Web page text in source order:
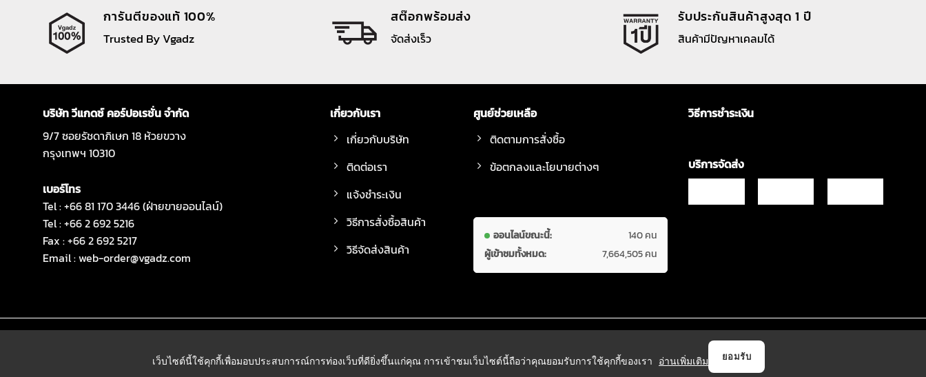
การันตีของแท้ 100%
Trusted By Vgadz
สต๊อกพร้อมส่ง
จัดส่งเร็ว
รับประกันสินค้าสูงสุด 1 ปี
สินค้ามีปัญหาเคลมได้
บริษัท วีแกดซ์ คอร์ปอเรชั่น จำกัด
9/7 ซอยรัชดาภิเษก 18 ห้วยขวาง
กรุงเทพฯ 10310
เบอร์โทร
Tel : +66 81 170 3446 (ฝ่ายขายออนไลน์)
Tel : +66 2 692 5216
Fax : +66 2 692 5217
Email :web-order@vgadz.com
เกี่ยวกับเรา
เกี่ยวกับบริษัท
ติดต่อเรา
แจ้งชำระเงิน
วิธีการสั่งซื้อสินค้า
วิธีจัดส่งสินค้า
ศูนย์ช่วยเหลือ
ติดตามการสั่งซื้อ
ข้อตกลงและโยบายต่างๆ
ออนไลน์ขณะนี้:
140 คน
ผู้เข้าชมทั้งหมด:
7,664,505 คน
วิธีการชำระเงิน
บริการจัดส่ง
เว็บไซต์นี้ใช้คุกกี้เพื่อมอบประสบการณ์การท่องเว็บที่ดียิ่งขึ้นแก่คุณ การเข้าชมเว็บไซต์นี้ถือว่าคุณยอมรับการใช้คุกกี้ของเรา อ่านเพิ่มเติม ยอมรับ